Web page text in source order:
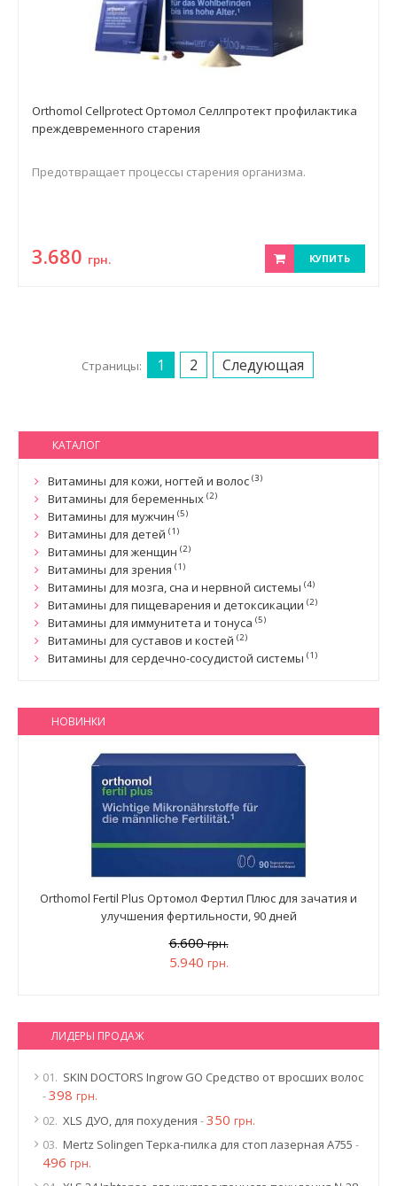
Orthomol Cellprotect Ортомол Селлпротект профилактика
преждевременного старения
Предотвращает процессы старения организма.
3.680 грн. КУПИТЬ
Страницы: 1 2 Следующая
КАТАЛОГ
Витамины для кожи, ногтей и волос (3)
Витамины для беременных (2)
Витамины для мужчин (5)
Витамины для детей (1)
Витамины для женщин (2)
Витамины для зрения (1)
Витамины для мозга, сна и нервной системы (4)
Витамины для пищеварения и детоксикации (2)
Витамины для иммунитета и тонуса (5)
Витамины для суставов и костей (2)
Витамины для сердечно-сосудистой системы (1)
НОВИНКИ
Orthomol Fertil Plus Ортомол Фертил Плюс для зачатия и
улучшения фертильности, 90 дней
6.600грн.
5.940 грн.
ЛИДЕРЫ ПРОДАЖ
01. SKIN DOCTORS Ingrow GO Средство от вросших волос
-398 грн.
02. XLS ДУО, для похудения -350 грн.
03. Mertz Solingen Терка-пилка для стоп лазерная A755 -
496 грн.